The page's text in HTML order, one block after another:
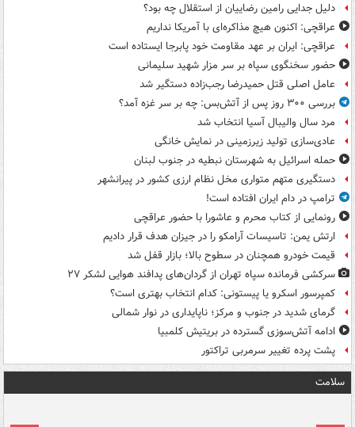
دلیل جدایی رامین رضاییان از استقلال چه بود؟
عراقچی: اکنون هیچ مذاکره‌ای با آمریکا نداریم
عراقچی: ایران بر عهد مقاومت خود پابرجا ایستاده است
حضور سخنگوی سپاه بر سر مزار شهید سلیمانی
عامل اصلی قتل حمیدرضا رجب‌زاده دستگیر شد
بررسی ۳۰۰ روز پس از آتش‌بس: چه بر سر غزه آمد؟
مرد سال والیبال آسیا انتخاب شد
عادی‌سازی تولید زیرزمینی در نمایش خانگی
حمله اسرائیل به شهرستان نبطیه در جنوب لبنان
دستگیری متهم متواری مخل نظام ارزی کشور در پیرانشهر
ترامپ در دام ایران افتاده است!
رونمایی از کتاب محرم و عاشورا با حضور عراقچی
ارتش یمن: تاسیسات آرامکو را در جیزان هدف قرار دادیم
قیمت خودرو همچنان در سطوح بالا؛ بازار قفل شد
سرکشی فرمانده سپاه تهران از گردان‌های پدافند هوایی لشکر ۲۷
کمپرسور اسکرو یا پیستونی: کدام انتخاب بهتری است؟
گرمای شدید در جنوب و مرکز؛ ناپایداری در نوار شمالی
ادامه آتش‌سوزی گسترده در بریتیش کلمبیا
پشت پرده تغییر سرمربی تراکتور
سلامت